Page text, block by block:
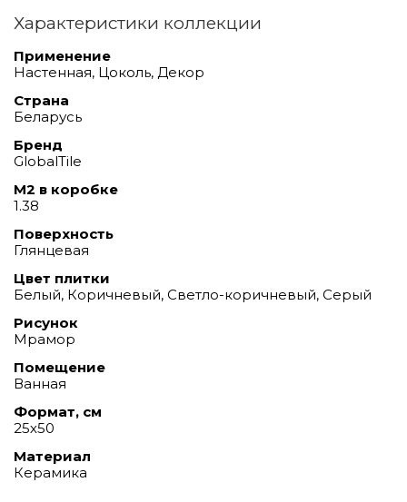
Характеристики коллекции
Применение
Настенная, Цоколь, Декор
Страна
Беларусь
Бренд
GlobalTile
М2 в коробке
1.38
Поверхность
Глянцевая
Цвет плитки
Белый, Коричневый, Светло-коричневый, Серый
Рисунок
Мрамор
Помещение
Ванная
Формат, см
25х50
Материал
Керамика